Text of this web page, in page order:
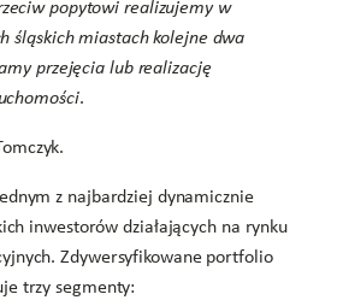
popytowi realizujemy w
śląskich miastach kolejne dwa
przejęcia lub realizację
.
z najbardziej dynamicznie
inwestorów działających na rynku
Zdywersyfikowane portfolio
trzy segmenty: